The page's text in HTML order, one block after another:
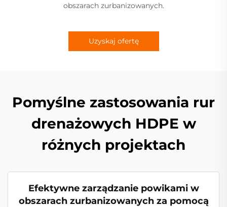
obszarach zurbanizowanych.
Uzyskaj ofertę
Pomyślne zastosowania rur
drenażowych HDPE w
różnych projektach
Efektywne zarządzanie powikami w
obszarach zurbanizowanych za pomocą